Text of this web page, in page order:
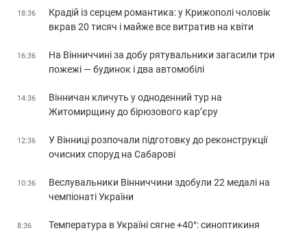
18:36
Крадій із серцем романтика: у Крижополі чоловік
вкрав 20 тисяч і майже все витратив на квіти
16:36
На Вінниччині за добу рятувальники загасили три
пожежі — будинок і два автомобілі
14:36
Вінничан кличуть у одноденний тур на
Житомирщину до бірюзового кар’єру
12:36
У Вінниці розпочали підготовку до реконструкції
очисних споруд на Сабарові
10:36
Веслувальники Вінниччини здобули 22 медалі на
чемпіонаті України
8:36
Температура в Україні сягне +40°: синоптикиня